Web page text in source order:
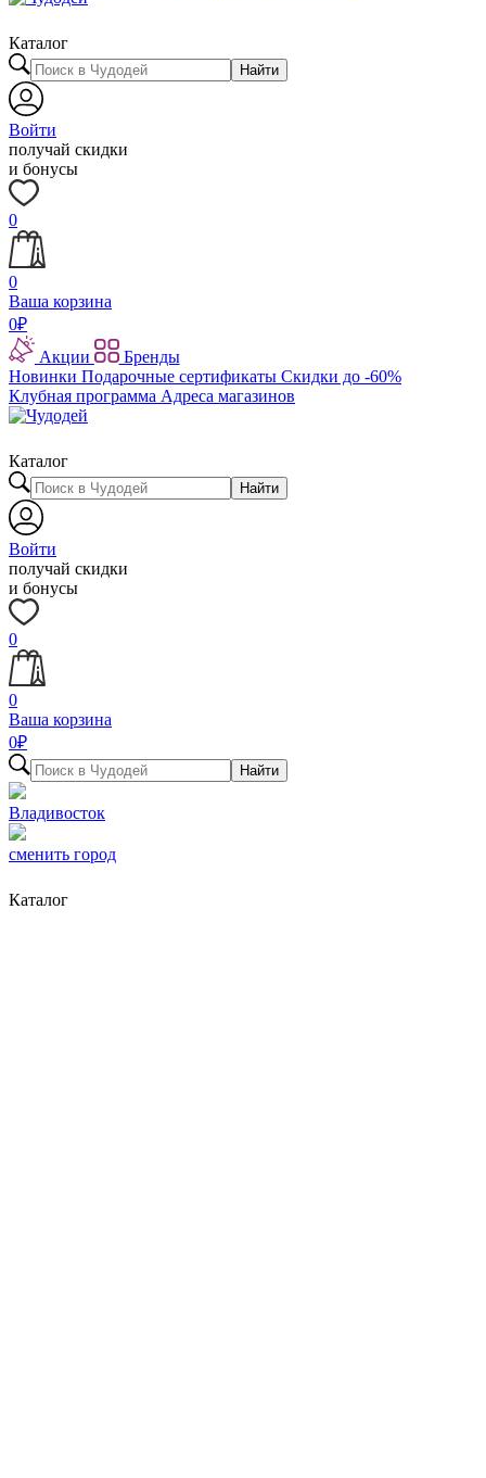
Каталог
Найти
Войти
получай скидки
и бонусы
0
0
Ваша корзина
0₽
Акции
Бренды
Новинки Подарочные сертификаты Скидки до -60%
Клубная программа Адреса магазинов
Каталог
Найти
Войти
получай скидки
и бонусы
0
0
Ваша корзина
0₽
Найти
Владивосток
сменить город
Каталог